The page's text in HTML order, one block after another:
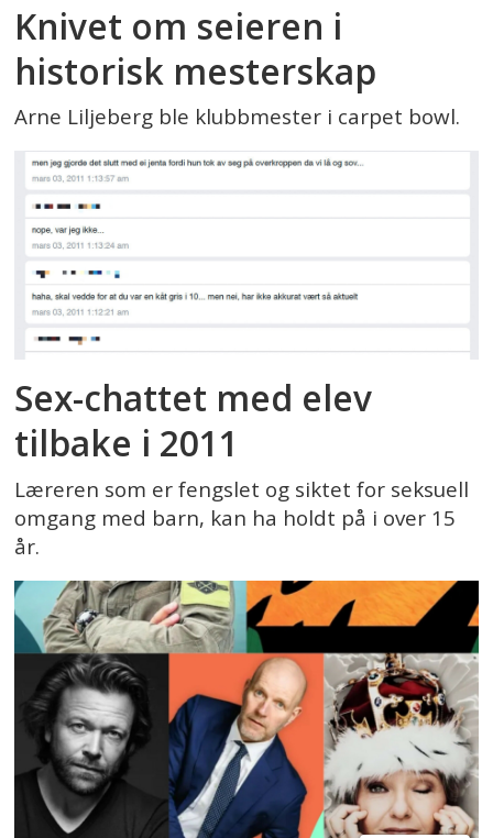
Knivet om seieren i
historisk mesterskap
Arne Liljeberg ble klubbmester i carpet bowl.
Sex-chattet med elev
tilbake i 2011
Læreren som er fengslet og siktet for seksuell
omgang med barn, kan ha holdt på i over 15
år.